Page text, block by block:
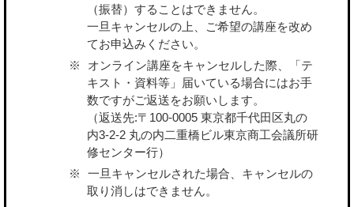
（振替）することはできません。
一旦キャンセルの上、ご希望の講座を改め
てお申込みください。
オンライン講座をキャンセルした際、「テ
キスト・資料等」届いている場合にはお手
数ですがご返送をお願いします。
（返送先:〒100-0005 東京都千代田区丸の
内3-2-2 丸の内二重橋ビル東京商工会議所研
修センター行）
一旦キャンセルされた場合、キャンセルの
取り消しはできません。